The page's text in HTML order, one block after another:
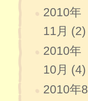
2010年
11月 (2)
2010年
10月 (4)
2010年8